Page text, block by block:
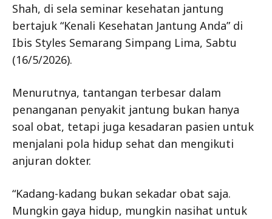
Shah, di sela seminar kesehatan jantung
bertajuk “Kenali Kesehatan Jantung Anda” di
Ibis Styles Semarang Simpang Lima, Sabtu
(16/5/2026).
Menurutnya, tantangan terbesar dalam
penanganan penyakit jantung bukan hanya
soal obat, tetapi juga kesadaran pasien untuk
menjalani pola hidup sehat dan mengikuti
anjuran dokter.
“Kadang-kadang bukan sekadar obat saja.
Mungkin gaya hidup, mungkin nasihat untuk